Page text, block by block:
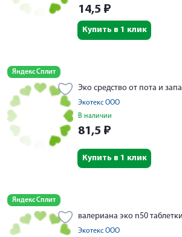
14,5 ₽
Купить в 1 клик
Яндекс Сплит
Эко средство от пота и
Экотекс ООО
В наличии
81,5 ₽
Купить в 1 клик
Яндекс Сплит
валериана эко n50
Экотекс ООО